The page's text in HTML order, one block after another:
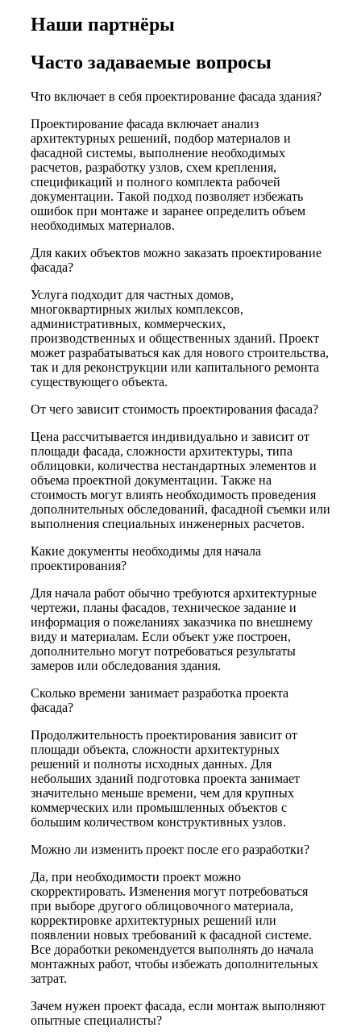
Наши партнёры
Часто задаваемые вопросы
Что включает в себя проектирование фасада здания?
Проектирование фасада включает анализ
архитектурных решений, подбор материалов и
фасадной системы, выполнение необходимых
расчетов, разработку узлов, схем крепления,
спецификаций и полного комплекта рабочей
документации. Такой подход позволяет избежать
ошибок при монтаже и заранее определить объем
необходимых материалов.
Для каких объектов можно заказать проектирование
фасада?
Услуга подходит для частных домов,
многоквартирных жилых комплексов,
административных, коммерческих,
производственных и общественных зданий. Проект
может разрабатываться как для нового строительства,
так и для реконструкции или капитального ремонта
существующего объекта.
От чего зависит стоимость проектирования фасада?
Цена рассчитывается индивидуально и зависит от
площади фасада, сложности архитектуры, типа
облицовки, количества нестандартных элементов и
объема проектной документации. Также на
стоимость могут влиять необходимость проведения
дополнительных обследований, фасадной съемки или
выполнения специальных инженерных расчетов.
Какие документы необходимы для начала
проектирования?
Для начала работ обычно требуются архитектурные
чертежи, планы фасадов, техническое задание и
информация о пожеланиях заказчика по внешнему
виду и материалам. Если объект уже построен,
дополнительно могут потребоваться результаты
замеров или обследования здания.
Сколько времени занимает разработка проекта
фасада?
Продолжительность проектирования зависит от
площади объекта, сложности архитектурных
решений и полноты исходных данных. Для
небольших зданий подготовка проекта занимает
значительно меньше времени, чем для крупных
коммерческих или промышленных объектов с
большим количеством конструктивных узлов.
Можно ли изменить проект после его разработки?
Да, при необходимости проект можно
скорректировать. Изменения могут потребоваться
при выборе другого облицовочного материала,
корректировке архитектурных решений или
появлении новых требований к фасадной системе.
Все доработки рекомендуется выполнять до начала
монтажных работ, чтобы избежать дополнительных
затрат.
Зачем нужен проект фасада, если монтаж выполняют
опытные специалисты?